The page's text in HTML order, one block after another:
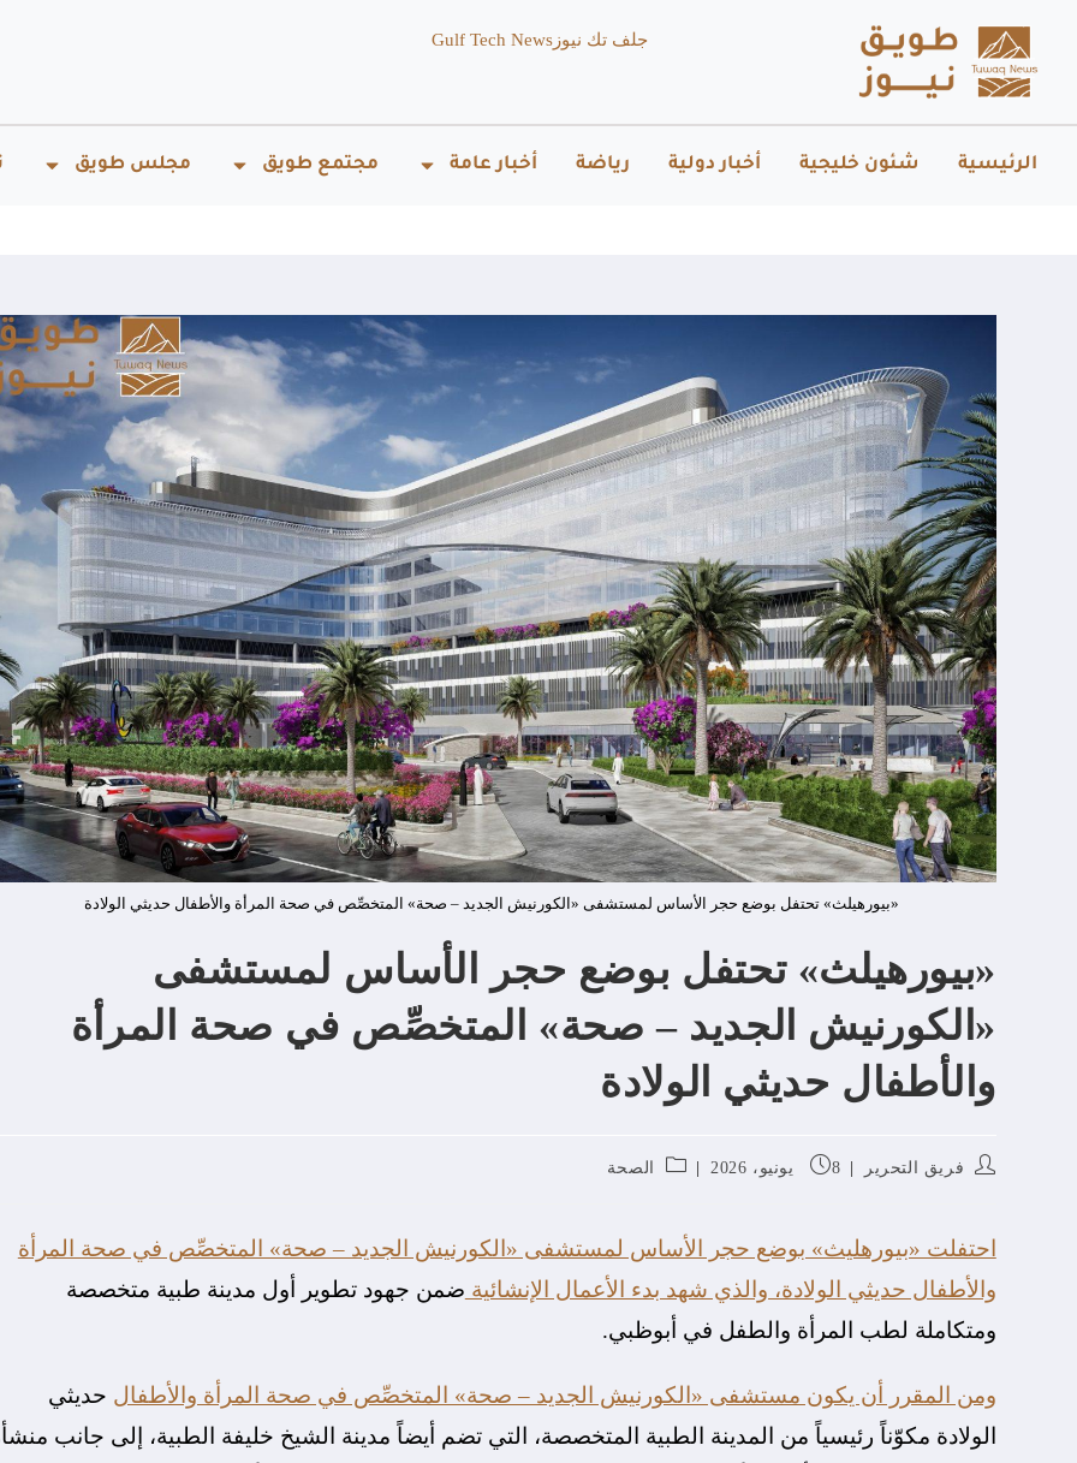
جلف تك نيوز Gulf Tech News
الرئيسية شئون خليجية أخبار دولية رياضة أخبار عامة مجتمع طويق مجلس طويق
«بيورهيلث» تحتفل بوضع حجر الأساس لمستشفى «الكورنيش الجديد – صحة» المتخصِّص في صحة المرأة والأطفال حديثي الولادة
«بيورهيلث» تحتفل بوضع حجر الأساس لمستشفى
«الكورنيش الجديد – صحة» المتخصِّص في صحة المرأة
والأطفال حديثي الولادة
فريق التحرير 8 يونيو، 2026 الصحة
احتفلت «بيورهليث» بوضع حجر الأساس لمستشفى «الكورنيش الجديد – صحة» المتخصِّص في صحة المرأة
والأطفال حديثي الولادة، والذي شهد بدء الأعمال الإنشائية ضمن جهود تطوير أول مدينة طبية متخصصة
ومتكاملة لطب المرأة والطفل في أبوظبي.
ومن المقرر أن يكون مستشفى «الكورنيش الجديد – صحة» المتخصِّص في صحة المرأة والأطفال حديثي
الولادة مكوّناً رئيسياً من المدينة الطبية المتخصصة، التي تضم أيضاً مدينة الشيخ خليفة الطبية، إلى جانب